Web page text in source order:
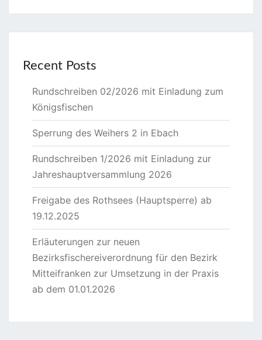
Recent Posts
Rundschreiben 02/2026 mit Einladung zum
Königsfischen
Sperrung des Weihers 2 in Ebach
Rundschreiben 1/2026 mit Einladung zur
Jahreshauptversammlung 2026
Freigabe des Rothsees (Hauptsperre) ab
19.12.2025
Erläuterungen zur neuen
Bezirksfischereiverordnung für den Bezirk
Mitteifranken zur Umsetzung in der Praxis
ab dem 01.01.2026